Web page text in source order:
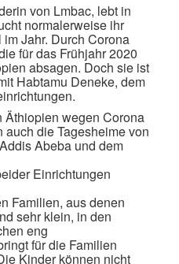
von Lmbac, lebt in
normalerweise ihr
Jahr. Durch Corona
für das Frühjahr 2020
absagen. Doch sie ist
Habtamu Deneke, dem
wegen Corona
die Tagesheime von
Abeba und dem
Einrichtungen
Familien, aus denen
sehr klein, in den
eng
für die Familien
Kinder können nicht